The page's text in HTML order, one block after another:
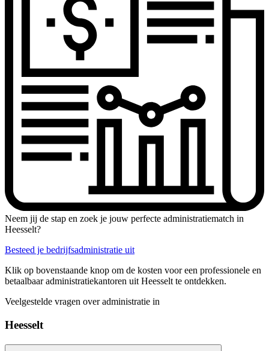
Neem jij de stap en zoek je jouw perfecte administratiematch in
Heesselt?
Besteed je bedrijfsadministratie uit
Klik op bovenstaande knop om de kosten voor een professionele en
betaalbaar administratiekantoren uit Heesselt te ontdekken.
Veelgestelde vragen over administratie in
Heesselt